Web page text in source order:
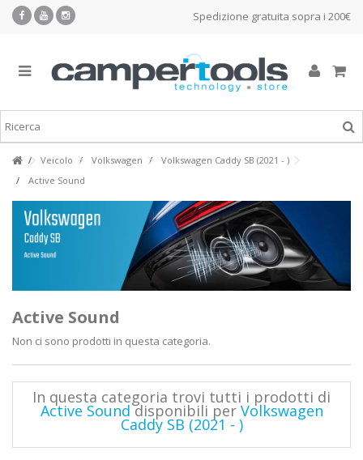
Spedizione gratuita sopra i 200€
Veicolo Volkswagen
Volkswagen Caddy SB (2021 - )
Active Sound
Active Sound
Non ci sono prodotti in questa categoria.
In questa categoria trovi tutti i prodotti di
Active Sounddisponibili per Volkswagen
Caddy SB (2021 - )